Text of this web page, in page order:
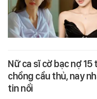
Nữ ca sĩ cờ bạc nợ
chồng cầu thủ, nay
tin nổi